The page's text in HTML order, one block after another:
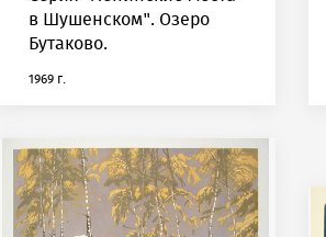
в Шушенском". Озеро
Бутаково.
1969 г.